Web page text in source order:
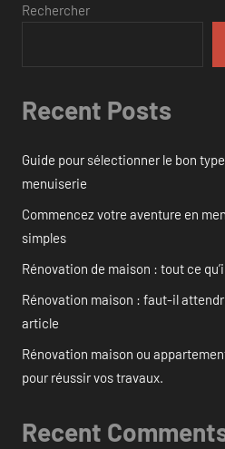
Rechercher
Recent Posts
Guide pour sélectionner le bon
menuiserie
Commencez votre aventure en
simples
Rénovation de maison : tout ce
Rénovation maison : faut-il
article
Rénovation maison ou
pour réussir vos travaux.
Recent